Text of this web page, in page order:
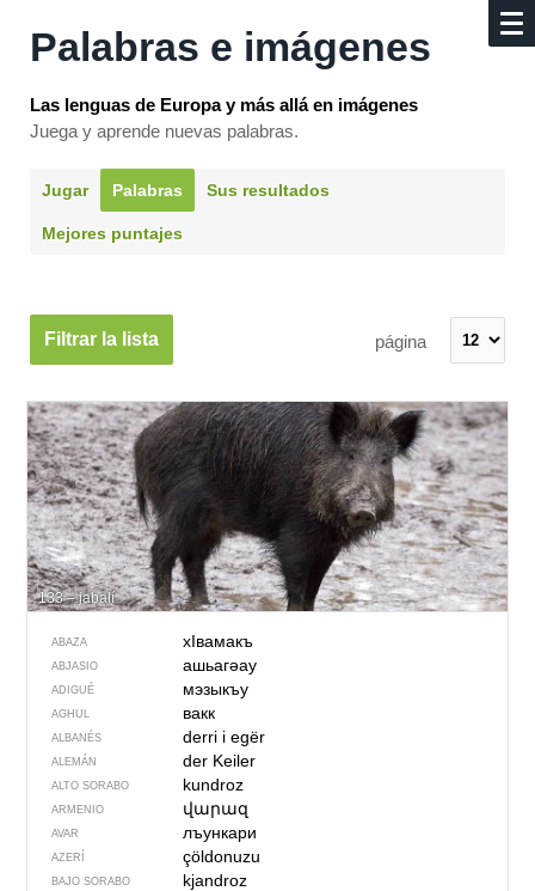
Palabras e imágenes
Las lenguas de Europa y más allá en imágenes
Juega y aprende nuevas palabras.
Jugar Palabras Sus resultados
Mejores puntajes
Filtrar la lista página
133 – jabalí
ABAZA хIвамакъ
ABJASIO ашьагәау
ADIGUÉ мэзыкъу
AGHUL вакк
ALBANÉS derri i egër
ALEMÁN der Keiler
ALTO SORABO kundroz
ARMENIO վարազ
AVAR лъункари
AZERÍ çöldonuzu
BAJO SORABO kjandroz